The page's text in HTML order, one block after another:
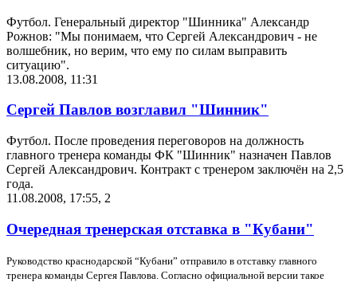
Футбол. Генеральный директор "Шинника" Александр
Рожнов: "Мы понимаем, что Сергей Александрович - не
волшебник, но верим, что ему по силам выправить
ситуацию".
13.08.2008, 11:31
Сергей Павлов возглавил "Шинник"
Футбол. После проведения переговоров на должность
главного тренера команды ФК "Шинник" назначен Павлов
Сергей Александрович. Контракт с тренером заключён на 2,5
года.
11.08.2008, 17:55, 2
Очередная тренерская отставка в "Кубани"
Руководство краснодарской “Кубани” отправило в отставку главного
тренера команды Сергея Павлова. Согласно официальной версии такое